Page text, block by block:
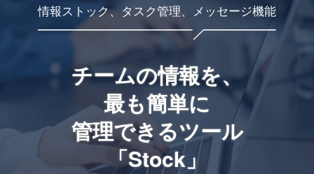
情報ストック、タスク管理、メッセージ機能
チームの情報を、
最も簡単に
管理できるツール
「Stock」